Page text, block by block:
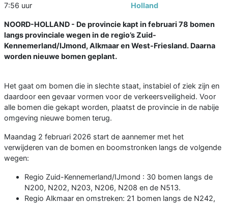
7:56 uur
Holland
NOORD-HOLLAND - De provincie kapt in februari 78 bomen
langs provinciale wegen in de regio’s Zuid-
Kennemerland/IJmond, Alkmaar en West-Friesland. Daarna
worden nieuwe bomen geplant.
Het gaat om bomen die in slechte staat, instabiel of ziek zijn en
daardoor een gevaar vormen voor de verkeersveiligheid. Voor
alle bomen die gekapt worden, plaatst de provincie in de nabije
omgeving nieuwe bomen terug.
Maandag 2 februari 2026 start de aannemer met het
verwijderen van de bomen en boomstronken langs de volgende
wegen:
Regio Zuid-Kennemerland/IJmond : 30 bomen langs de
N200, N202, N203, N206, N208 en de N513.
Regio Alkmaar en omstreken: 21 bomen langs de N242,